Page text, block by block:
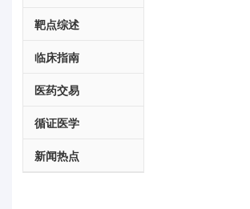
靶点综述
临床指南
医药交易
循证医学
新闻热点